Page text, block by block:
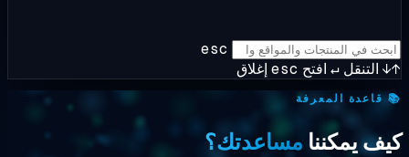
esc
التنقل↵افتحescإغلاق
المعرفة
يمكننامساعدتك؟